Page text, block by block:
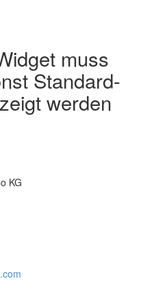
muss
Standard-
werden
KG